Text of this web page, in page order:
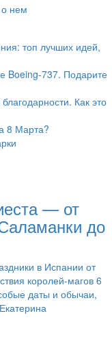
нем
топ лучших идей,
Boeing-737. Подарите
Как это
8 Марта?
— от
до
в Испании от
королей-магов 6
даты и обычаи,